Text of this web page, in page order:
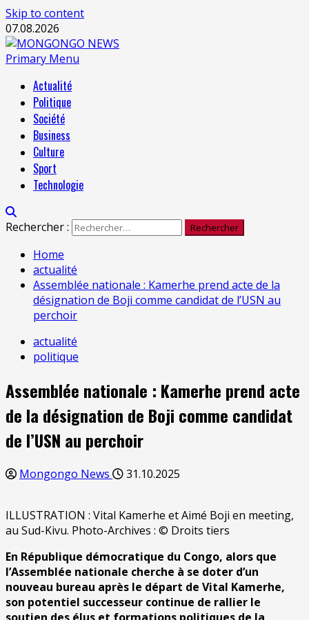
Skip to content
07.08.2026
Primary Menu
Actualité
Politique
Société
Business
Culture
Sport
Technologie
Rechercher :
Home
actualité
Assemblée nationale : Kamerhe prend acte de la
désignation de Boji comme candidat de l’USN au
perchoir
actualité
politique
Assemblée nationale : Kamerhe prend acte
de la désignation de Boji comme candidat
de l’USN au perchoir
Mongongo News 31.10.2025
ILLUSTRATION : Vital Kamerhe et Aimé Boji en meeting,
au Sud-Kivu. Photo-Archives : © Droits tiers
En République démocratique du Congo, alors que
l’Assemblée nationale cherche à se doter d’un
nouveau bureau après le départ de Vital Kamerhe,
son potentiel successeur continue de rallier le